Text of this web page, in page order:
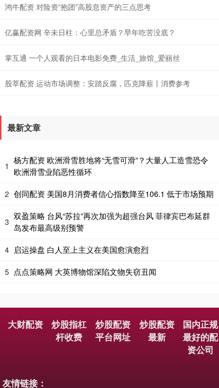
鸿牛配资 对险资“抱团”高股息资产的三点思考
亿赢配资网 辛未日柱：心里总矛盾？早年吃苦没底？
掌互通 一个人观看的日本电影免费_生活_旅馆_爱丽丝
股莘配资 运动市场调整：安踏反腐，匹克降薪丨消费参考
最新文章
1
杨方配资 欧洲滑雪胜地将“无雪可滑”？大量人工造雪恐令
欧洲滑雪业陷恶性循环
2 创同配资 美国8月消费者信心指数降至106.1 低于市场预期
3
双盈策略 台风“苏拉”再次加强为超强台风 菲律宾巴布延群
岛发布最高级别预警
4 启运操盘 白人至上主义在美国愈演愈烈
5 点点策略网 大英博物馆深陷文物失窃丑闻
大财配资
炒股指杠
杆收费
炒股配资
平台网址
炒股配资
最新
国内正规
最好的配
资公司
友情链接：